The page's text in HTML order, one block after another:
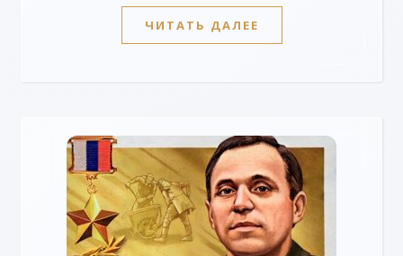
ЧИТАТЬ ДАЛЕЕ